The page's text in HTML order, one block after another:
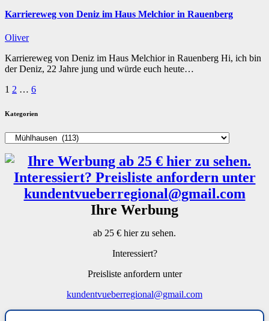
Karriereweg von Deniz im Haus Melchior in Rauenberg
Oliver
Karriereweg von Deniz im Haus Melchior in Rauenberg Hi, ich bin
der Deniz, 22 Jahre jung und würde euch heute…
Seitennummerierung
der
1 2 … 6
Kategorien
Kategorien
Ihre Werbung
ab 25 € hier zu sehen.
Interessiert?
Preisliste anfordern unter
kundentvueberregional@gmail.com